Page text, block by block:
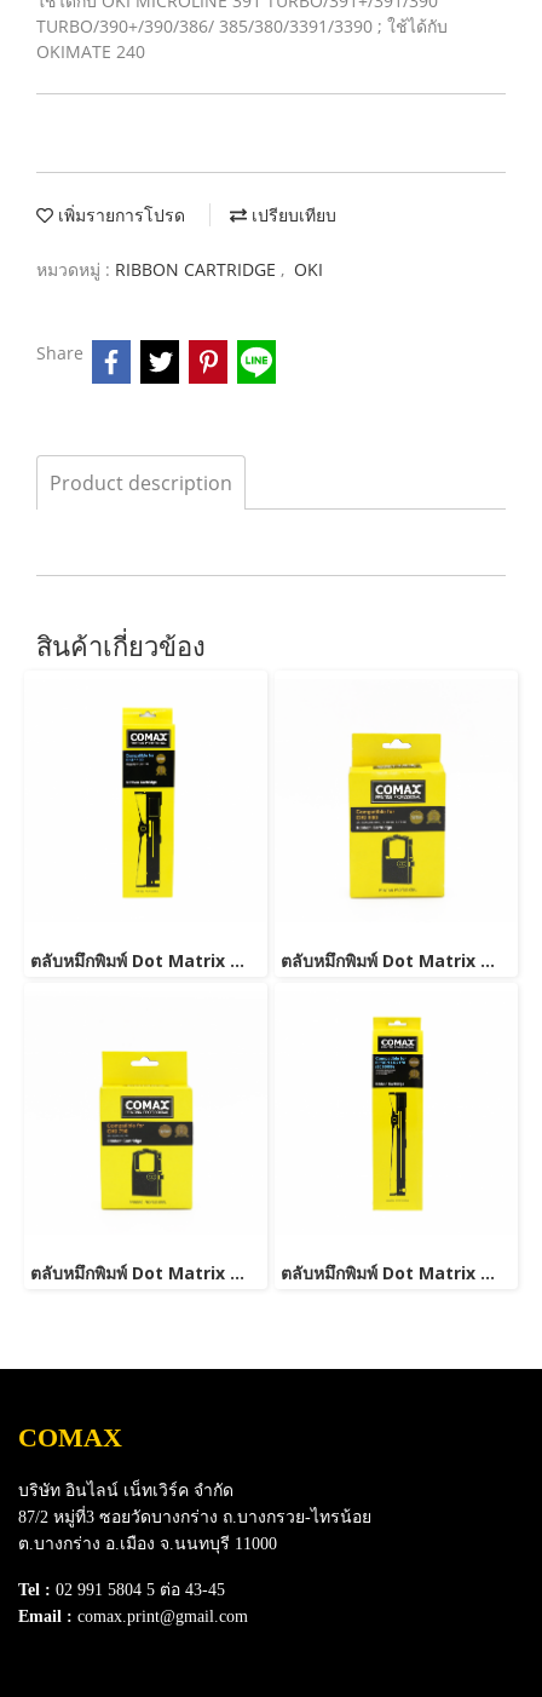
TURBO/390+/390/386/ 385/380/3391/3390 ; ใช้ได้กับ
OKIMATE 240
เพิ่มรายการโปรด เปรียบเทียบ
หมวดหมู่ : RIBBON CARTRIDGE , OKI
Share
Product description
สินค้าเกี่ยวข้อง
ตลับหมึกพิมพ์ Dot Matrix สำหรับ OKI 1190 (NEW) ตลับหมึกพิมพ์ Dot Matrix สำหรับ OKI 590
ตลับหมึกพิมพ์ Dot Matrix สำหรับ OKI 790 ตลับหมึกพิมพ์ Dot Matrix สำหรับ EPSON LQ 2170 (S015086)
COMAX
บริษัท อินไลน์ เน็ทเวิร์ค จำกัด
87/2 หมู่ที่3 ซอยวัดบางกร่าง ถ.บางกรวย-ไทรน้อย
ต.บางกร่าง อ.เมือง จ.นนทบุรี 11000
Tel : 02 991 5804 5 ต่อ 43-45
Email : comax.print@gmail.com